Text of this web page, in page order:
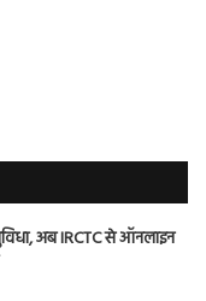
अब IRCTC से ऑनलाइन